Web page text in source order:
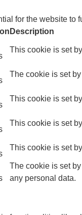
for the website
Description
This cookie is set
The cookie is set
This cookie is set
This cookie is set
This cookie is set
The cookie is set
any personal data.